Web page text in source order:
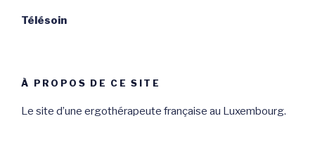
Télésoin
À PROPOS DE CE SITE
Le site d’une ergothérapeute française au Luxembourg.